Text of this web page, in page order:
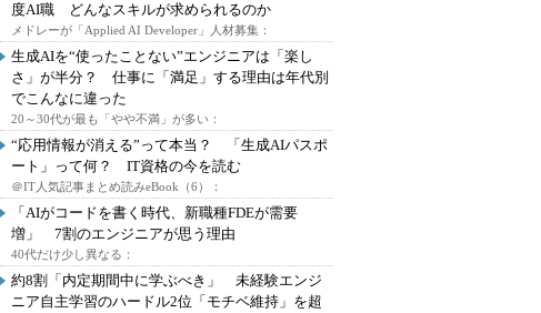
度AI職 どんなスキルが求められるのか
メドレーが「Applied AI Developer」人材募集：
生成AIを“使ったことない”エンジニアは「楽し
さ」が半分？ 仕事に「満足」する理由は年代別
でこんなに違った
20～30代が最も「やや不満」が多い：
“応用情報が消える”って本当？ 「生成AIパスポ
ート」って何？ IT資格の今を読む
＠IT人気記事まとめ読みeBook（6）：
「AIがコードを書く時代、新職種FDEが需要
増」 7割のエンジニアが思う理由
40代だけ少し異なる：
約8割「内定期間中に学ぶべき」 未経験エンジ
ニア自主学習のハードル2位「モチベ維持」を超